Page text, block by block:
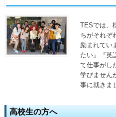
TESでは、
ちがそれぞ
励まれてい
たい』『英
て仕事がし
学びません
事に就きま
高校生の方へ